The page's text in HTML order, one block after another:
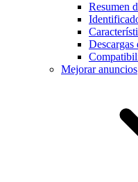
Resumen
Descargas
Mejorar anuncios